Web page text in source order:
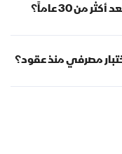
من 30 عاماً؟
مصرفي منذ عقود؟